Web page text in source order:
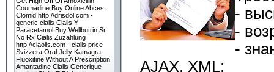
-
-
-
AJAX, XML;